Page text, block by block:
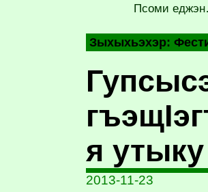
Псоми
Зыхыхьэхэр:
я утыку
2013-11-23